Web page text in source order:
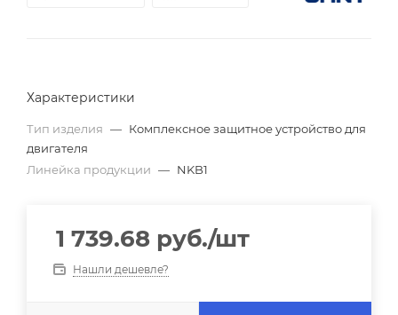
Характеристики
Тип изделия — Комплексное защитное устройство для
двигателя
Линейка продукции — NKB1
1 739.68 руб./шт
Нашли дешевле?